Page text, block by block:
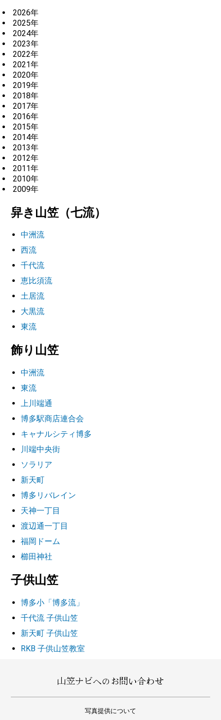
2026年
2025年
2024年
2023年
2022年
2021年
2020年
2019年
2018年
2017年
2016年
2015年
2014年
2013年
2012年
2011年
2010年
2009年
舁き山笠（七流）
中洲流
西流
千代流
恵比須流
土居流
大黒流
東流
飾り山笠
中洲流
東流
上川端通
博多駅商店連合会
キャナルシティ博多
川端中央街
ソラリア
新天町
博多リバレイン
天神一丁目
渡辺通一丁目
福岡ドーム
櫛田神社
子供山笠
博多小「博多流」
千代流 子供山笠
新天町 子供山笠
RKB 子供山笠教室
山笠ナビへのお問い合わせ
写真提供について